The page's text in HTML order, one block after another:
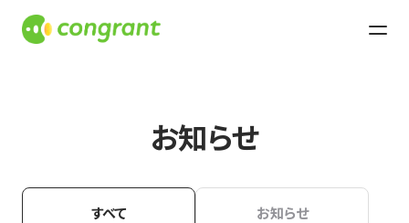
お知らせ
すべて お知らせ